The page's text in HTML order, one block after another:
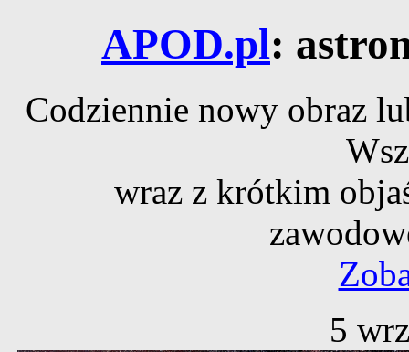
APOD.pl:
Codziennie nowy obraz
wraz z krótkim
5